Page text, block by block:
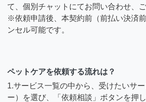
て、個別チャットにてお問い合わせ、
※依頼申請後、本契約前（前払い決済
ンセル可能です。
ペットケアを依頼する流れは？
1.サービス一覧の中から、受けたいサ
ー）を選び、「依頼相談」ボタンを押